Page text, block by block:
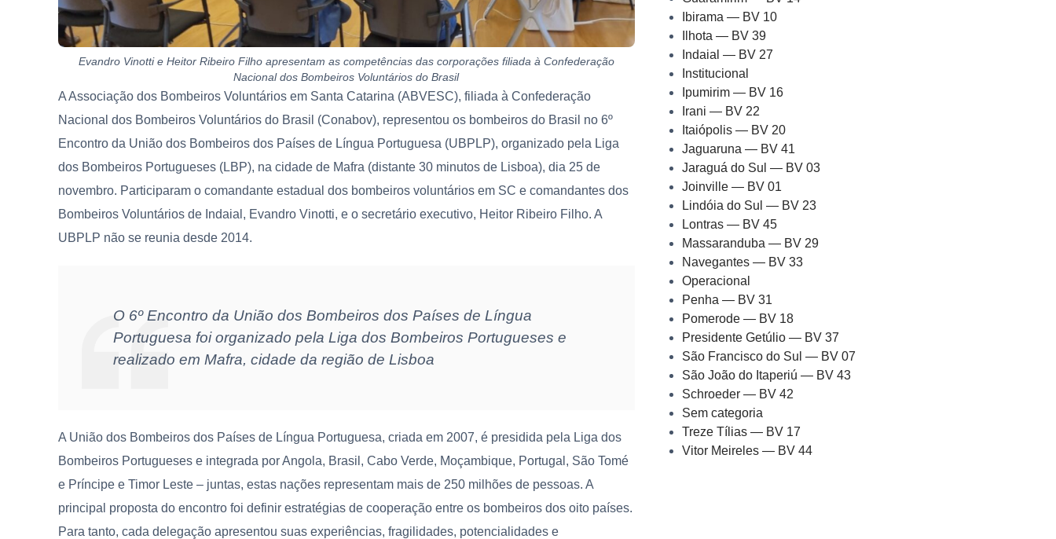
Evandro Vinotti e Heitor Ribeiro Filho apresentam as competências das corporações filiada à Confederação
Nacional dos Bombeiros Voluntários do Brasil
A Associação dos Bombeiros Voluntários em Santa Catarina (ABVESC), filiada à Confederação
Nacional dos Bombeiros Voluntários do Brasil (Conabov), representou os bombeiros do Brasil no 6º
Encontro da União dos Bombeiros dos Países de Língua Portuguesa (UBPLP), organizado pela Liga
dos Bombeiros Portugueses (LBP), na cidade de Mafra (distante 30 minutos de Lisboa), dia 25 de
novembro. Participaram o comandante estadual dos bombeiros voluntários em SC e comandantes dos
Bombeiros Voluntários de Indaial, Evandro Vinotti, e o secretário executivo, Heitor Ribeiro Filho. A
UBPLP não se reunia desde 2014.
O 6º Encontro da União dos Bombeiros dos Países de Língua
Portuguesa foi organizado pela Liga dos Bombeiros Portugueses e
realizado em Mafra, cidade da região de Lisboa
A União dos Bombeiros dos Países de Língua Portuguesa, criada em 2007, é presidida pela Liga dos
Bombeiros Portugueses e integrada por Angola, Brasil, Cabo Verde, Moçambique, Portugal, São Tomé
e Príncipe e Timor Leste – juntas, estas nações representam mais de 250 milhões de pessoas. A
principal proposta do encontro foi definir estratégias de cooperação entre os bombeiros dos oito países.
Para tanto, cada delegação apresentou suas experiências, fragilidades, potencialidades e
Ibirama — BV 10
Ilhota — BV 39
Indaial — BV 27
Institucional
Ipumirim — BV 16
Irani — BV 22
Itaiópolis — BV 20
Jaguaruna — BV 41
Jaraguá do Sul — BV 03
Joinville — BV 01
Lindóia do Sul — BV 23
Lontras — BV 45
Massaranduba — BV 29
Navegantes — BV 33
Operacional
Penha — BV 31
Pomerode — BV 18
Presidente Getúlio — BV 37
São Francisco do Sul — BV 07
São João do Itaperiú — BV 43
Schroeder — BV 42
Sem categoria
Treze Tílias — BV 17
Vitor Meireles — BV 44